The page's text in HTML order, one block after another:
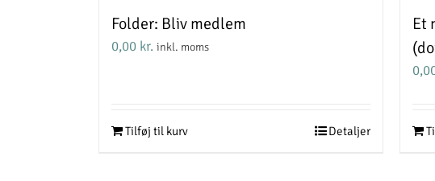
Folder: Bliv medlem
0,00 kr. inkl. moms
Tilføj til kurv Detaljer
Et